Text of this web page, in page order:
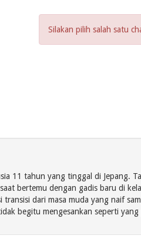
Silakan pilih salah satu
11 tahun yang tinggal di Jepang.
bertemu dengan gadis baru di
dari masa muda yang naif
begitu mengesankan seperti